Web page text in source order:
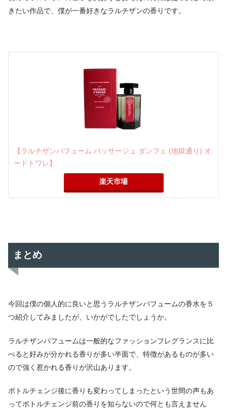
きたい作品で、僕が一番好きなラルチザンの香りです。
【ラルチザンパフューム パッサージュ ダンフェ (地獄通り) オ
ードトワレ】
楽天市場
まとめ
今回は僕の個人的に良いと思うラルチザンパフュームの香水を５
つ紹介してみましたが、いかがでしたでしょうか。
ラルチザンパフュームは一般的なファッションフレグランスに比
べると好みが分かれる香りが多い半面で、特徴があるものが多い
ので強く惹かれる香りが沢山あります。
ボトルチェンジ後に香りも変わってしまったという世間の声もあ
ってボトルチェンジ前の香りを知らないので何とも言えません